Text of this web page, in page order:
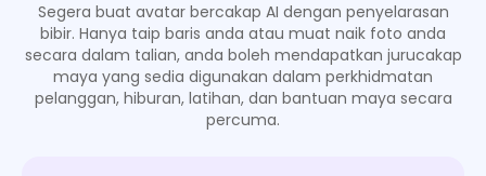
Segera buat avatar bercakap AI dengan penyelarasan
bibir. Hanya taip baris anda atau muat naik foto anda
secara dalam talian, anda boleh mendapatkan jurucakap
maya yang sedia digunakan dalam perkhidmatan
pelanggan, hiburan, latihan, dan bantuan maya secara
percuma.